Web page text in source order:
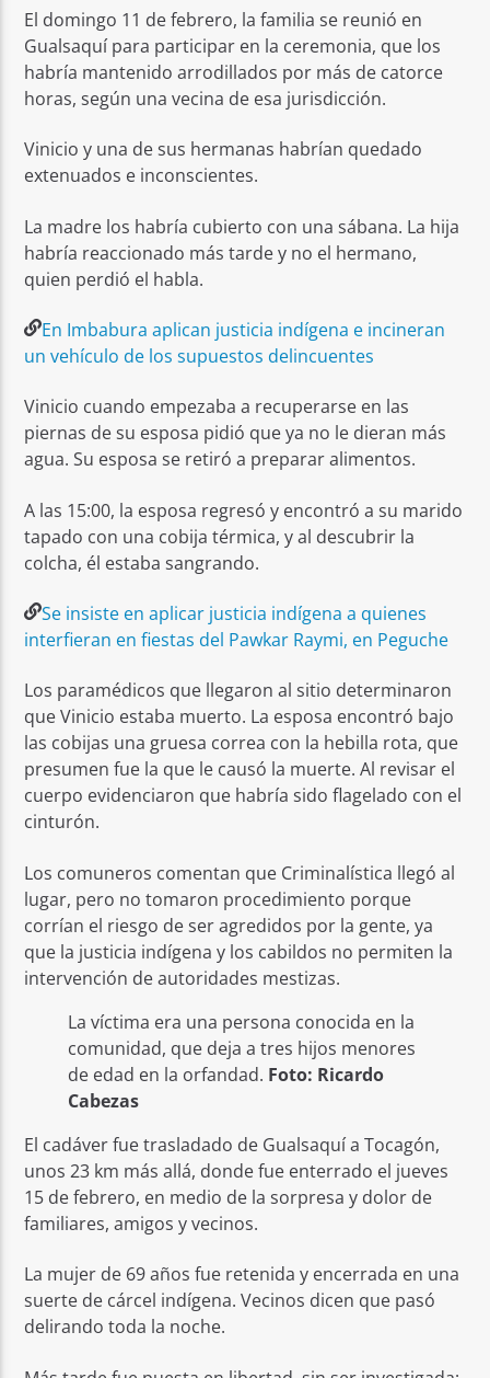
El domingo 11 de febrero, la familia se reunió en
Gualsaquí para participar en la ceremonia, que los
habría mantenido arrodillados por más de catorce
horas, según una vecina de esa jurisdicción.
Vinicio y una de sus hermanas habrían quedado
extenuados e inconscientes.
La madre los habría cubierto con una sábana. La hija
habría reaccionado más tarde y no el hermano,
quien perdió el habla.
En Imbabura aplican justicia indígena e incineran
un vehículo de los supuestos delincuentes
Vinicio cuando empezaba a recuperarse en las
piernas de su esposa pidió que ya no le dieran más
agua. Su esposa se retiró a preparar alimentos.
A las 15:00, la esposa regresó y encontró a su marido
tapado con una cobija térmica, y al descubrir la
colcha, él estaba sangrando.
Se insiste en aplicar justicia indígena a quienes
interfieran en fiestas del Pawkar Raymi, en Peguche
Los paramédicos que llegaron al sitio determinaron
que Vinicio estaba muerto. La esposa encontró bajo
las cobijas una gruesa correa con la hebilla rota, que
presumen fue la que le causó la muerte. Al revisar el
cuerpo evidenciaron que habría sido flagelado con el
cinturón.
Los comuneros comentan que Criminalística llegó al
lugar, pero no tomaron procedimiento porque
corrían el riesgo de ser agredidos por la gente, ya
que la justicia indígena y los cabildos no permiten la
intervención de autoridades mestizas.
La víctima era una persona conocida en la
comunidad, que deja a tres hijos menores
de edad en la orfandad. Foto: Ricardo
Cabezas
El cadáver fue trasladado de Gualsaquí a Tocagón,
unos 23 km más allá, donde fue enterrado el jueves
15 de febrero, en medio de la sorpresa y dolor de
familiares, amigos y vecinos.
La mujer de 69 años fue retenida y encerrada en una
suerte de cárcel indígena. Vecinos dicen que pasó
delirando toda la noche.